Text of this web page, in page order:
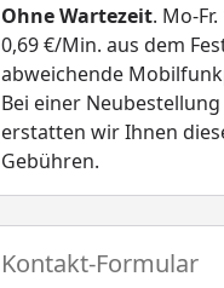
Ohne Wartezeit. Mo-Fr.
0,69 €/Min. aus dem
abweichende
Bei einer Neubestellung
erstatten wir Ihnen
Gebühren.
Kontakt-Formular